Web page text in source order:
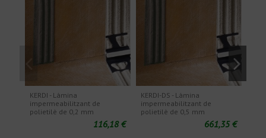
KERDI - Làmina
impermeabilitzant de
polietilè de 0,2 mm
116,18 €
KERDI-DS - Làmina
impermeabilitzant de
polietilè de 0,5 mm
661,35 €